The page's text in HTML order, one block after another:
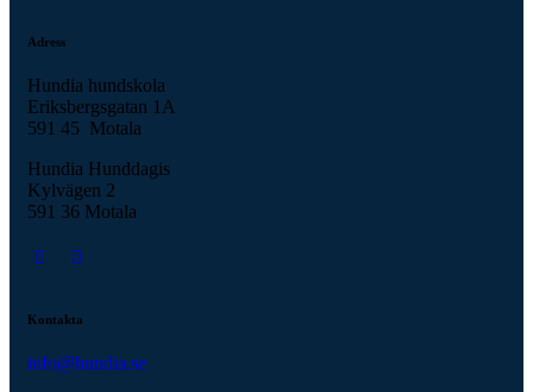
Adress
Hundia hundskola
Eriksbergsgatan 1A
591 45 Motala
Hundia Hunddagis
Kylvägen 2
591 36 Motala
Kontakta
info@hundia.se